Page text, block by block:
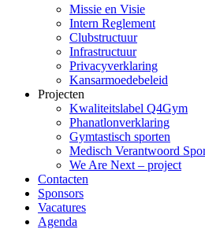
Missie en Visie
Intern Reglement
Clubstructuur
Infrastructuur
Privacyverklaring
Kansarmoedebeleid
Projecten
Kwaliteitslabel Q4Gym
Phanatlonverklaring
Gymtastisch sporten
Medisch Verantwoord
We Are Next – project
Contacten
Sponsors
Vacatures
Agenda